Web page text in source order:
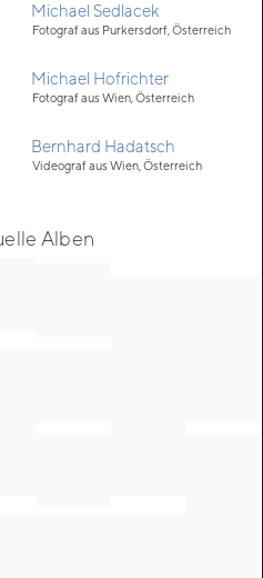
Michael Sedlacek
Fotograf aus Purkersdorf, Österreich
Michael Hofrichter
Fotograf aus Wien, Österreich
Bernhard Hadatsch
Videograf aus Wien, Österreich
Alben